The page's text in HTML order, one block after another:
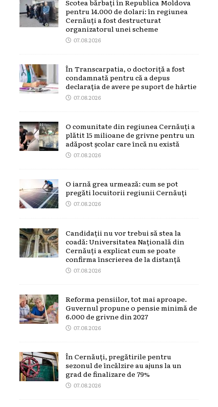
Scotea bărbați în Republica Moldova
pentru 14.000 de dolari: în regiunea
Cernăuți a fost destructurat
organizatorul unei scheme
07.08.2026
În Transcarpatia, o doctoriță a fost
condamnată pentru că a depus
declarația de avere pe suport de hârtie
07.08.2026
O comunitate din regiunea Cernăuți a
plătit 15 milioane de grivne pentru un
adăpost școlar care încă nu există
07.08.2026
O iarnă grea urmează: cum se pot
pregăti locuitorii regiunii Cernăuți
07.08.2026
Candidații nu vor trebui să stea la
coadă: Universitatea Națională din
Cernăuți a explicat cum se poate
confirma înscrierea de la distanță
07.08.2026
Reforma pensiilor, tot mai aproape.
Guvernul propune o pensie minimă de
6.000 de grivne din 2027
07.08.2026
În Cernăuți, pregătirile pentru
sezonul de încălzire au ajuns la un
grad de finalizare de 79%
07.08.2026